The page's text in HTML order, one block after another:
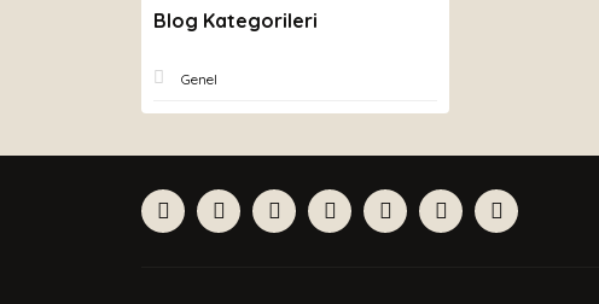
Blog Kategorileri
Genel